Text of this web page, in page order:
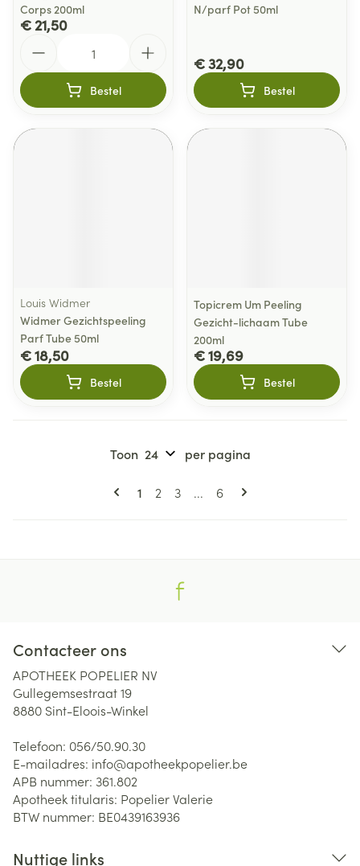
Corps 200ml
€ 21,50
Bestel
N/parf Pot 50ml
€ 32,90
Bestel
Louis Widmer
Widmer Gezichtspeeling
Parf Tube 50ml
€ 18,50
Bestel
Topicrem Um Peeling
Gezicht-lichaam Tube
200ml
€ 19,69
Bestel
Pagina's
U lees momenteel pagina
1 Pagina
2 Pagina
3 ... Pagina
6
Toon per pagina
Contacteer ons
APOTHEEK POPELIER NV
Gullegemsestraat 19
8880 Sint-Eloois-Winkel
Telefoon: 056/50.90.30
E-mailadres: info@apotheekpopelier.be
APB nummer: 361.802
Apotheek titularis: Popelier Valerie
BTW nummer: BE0439163936
Nuttige links